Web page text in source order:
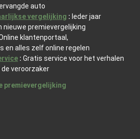
auto
vergelijking : Ieder jaar
premievergelijking
klantenportaal,
en alles zelf online regelen
: Gratis service voor het verhalen
veroorzaker
premievergelijking